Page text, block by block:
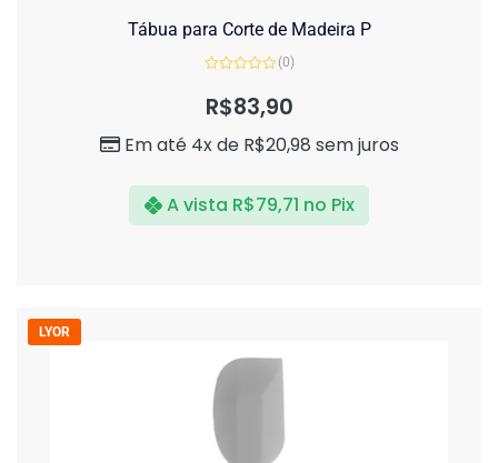
Tábua para Corte de Madeira P
de
(0)
R$83,90
Em até 4x de R$20,98 sem juros
A vista R$79,71 no Pix
LYOR